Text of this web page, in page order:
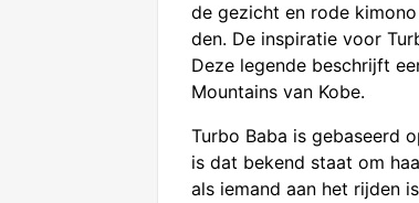
de gezicht en rode
den. De inspiratie voor
Deze legende beschrijft
Mountains van Kobe.
Turbo Baba is gebaseerd
is dat bekend staat om
als iemand aan het rijden